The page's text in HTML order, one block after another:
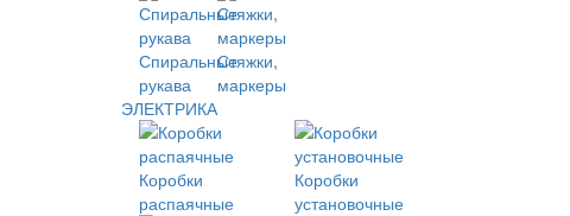
Спиральные
рукава
Стяжки,
маркеры
ЭЛЕКТРИКА
Коробки
распаячные
Коробки
установочные